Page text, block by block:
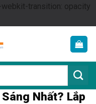
transition: opacity
Nhất? Lắp